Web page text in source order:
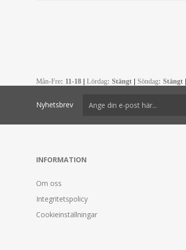
Mån-Fre: 11-18 Lördag: Stängt Söndag: Stängt
Nyhetsbrev
INFORMATION
Om oss
Integritetspolicy
Cookieinställningar